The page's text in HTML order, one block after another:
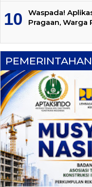
Waspada!
Pragaan, Warga
PEMERINTAHAN